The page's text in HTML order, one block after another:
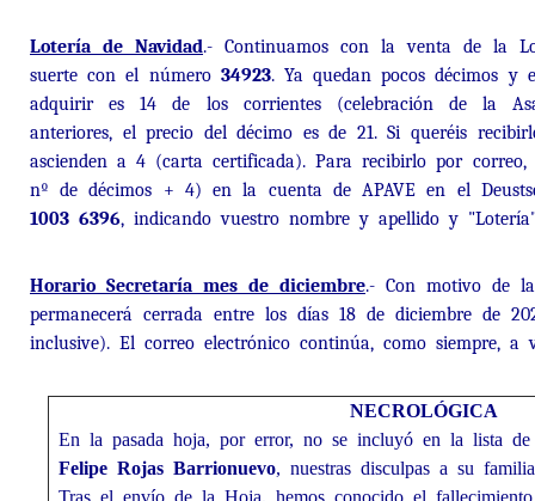
Lotería de Navidad.- Continuamos con la venta de la
suerte con el número 34923. Ya quedan pocos décimos
adquirir es 14 de los corrientes (celebración de la
anteriores, el precio del décimo es de 21. Si queréis
ascienden a 4 (carta certificada). Para recibirlo por correo,
nº de décimos + 4) en la cuenta de APAVE en el
1003 6396, indicando vuestro nombre y apellido y
Horario Secretaría mes de diciembre.- Con motivo de
permanecerá cerrada entre los días 18 de diciembre de
inclusive). El correo electrónico continúa, como siempre, a
NECROLÓGICA
En la pasada hoja, por error, no se incluyó en la lista
Felipe Rojas Barrionuevo, nuestras disculpas a su
Tras el envío de la Hoja, hemos conocido el